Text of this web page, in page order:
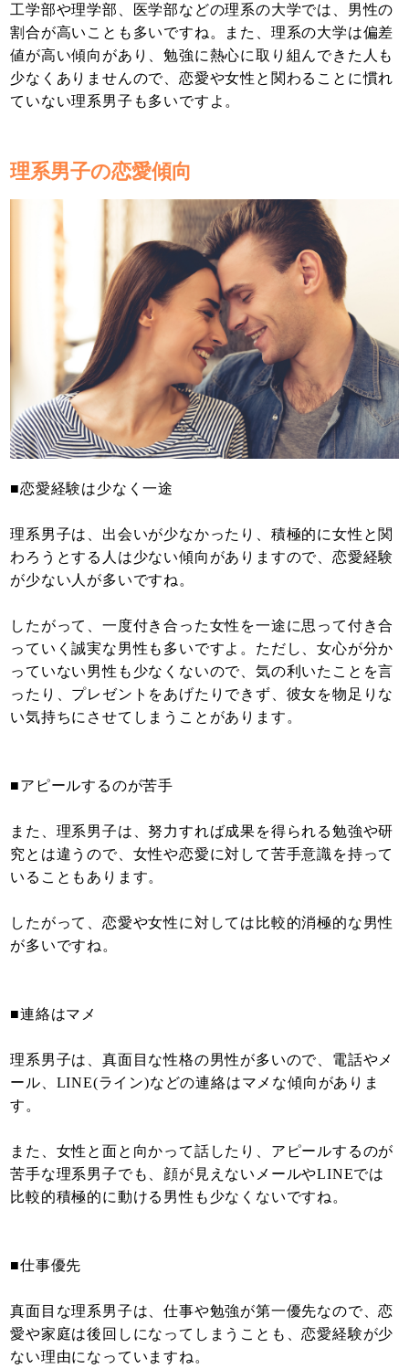
工学部や理学部、医学部などの理系の大学では、男性の
割合が高いことも多いですね。また、理系の大学は偏差
値が高い傾向があり、勉強に熱心に取り組んできた人も
少なくありませんので、恋愛や女性と関わることに慣れ
ていない理系男子も多いですよ。
理系男子の恋愛傾向
■恋愛経験は少なく一途
理系男子は、出会いが少なかったり、積極的に女性と関
わろうとする人は少ない傾向がありますので、恋愛経験
が少ない人が多いですね。
したがって、一度付き合った女性を一途に思って付き合
っていく誠実な男性も多いですよ。ただし、女心が分か
っていない男性も少なくないので、気の利いたことを言
ったり、プレゼントをあげたりできず、彼女を物足りな
い気持ちにさせてしまうことがあります。
■アピールするのが苦手
また、理系男子は、努力すれば成果を得られる勉強や研
究とは違うので、女性や恋愛に対して苦手意識を持って
いることもあります。
したがって、恋愛や女性に対しては比較的消極的な男性
が多いですね。
■連絡はマメ
理系男子は、真面目な性格の男性が多いので、電話やメ
ール、LINE(ライン)などの連絡はマメな傾向がありま
す。
また、女性と面と向かって話したり、アピールするのが
苦手な理系男子でも、顔が見えないメールやLINEでは
比較的積極的に動ける男性も少なくないですね。
■仕事優先
真面目な理系男子は、仕事や勉強が第一優先なので、恋
愛や家庭は後回しになってしまうことも、恋愛経験が少
ない理由になっていますね。